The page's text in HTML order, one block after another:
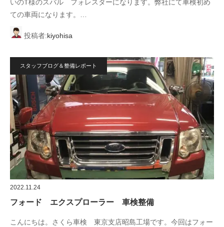
いのT様のスバル フォレスターになります。弊社にて車検初め
ての車両になります。…
投稿者:kiyohisa
スタッフブログ＆整備レポート
2022.11.24
フォード エクスプローラー 車検整備
こんにちは。さくら車検 東京支店昭島工場です。今回はフォー